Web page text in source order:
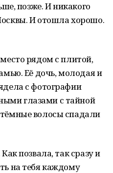
позже. И никакого
И отошла хорошо.
рядом с плитой,
Её дочь, молодая и
с фотографии
глазами с тайной
волосы спадали
позвала, так сразу и
на тебя каждому